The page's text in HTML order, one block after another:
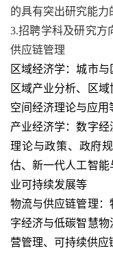
的具有突出研究能力
3.招聘学科及研究方
供应链管理
区域经济学：城市与
区域产业分析、区域
空间经济理论与应用
产业经济学：数字
理论与政策、政府
估、新一代人工智
业可持续发展等
物流与供应链管理
字经济与低碳智慧
营管理、可持续供